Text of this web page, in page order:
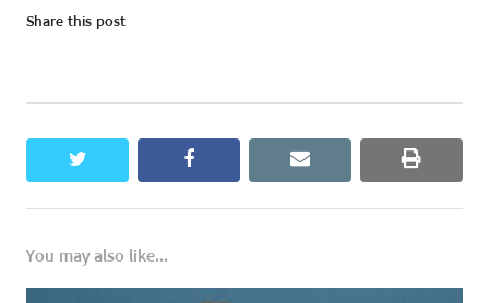
Share this post
twitter facebook email print
You may also like...